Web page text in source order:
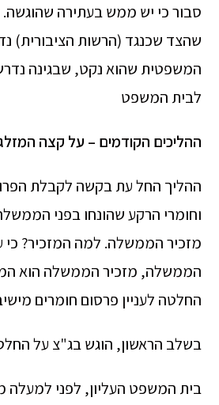
סבור כי יש ממש בעתירה
שהצד שכנגד (הרשות הציבורית)
המשפטית שהוא נקט, שבגינה
לבית המשפט
ההליכים הקודמים – על קצה
ההליך החל עת בקשה לקבלת
וחומרי הרקע שהונחו בפני
מזכיר הממשלה. למה המזכיר? כי
הממשלה, מזכיר הממשלה הוא
החלטה לעניין פרסום חומרים
בשלב הראשון, הוגש בג"צ על
בית המשפט העליון, לפני למעלה